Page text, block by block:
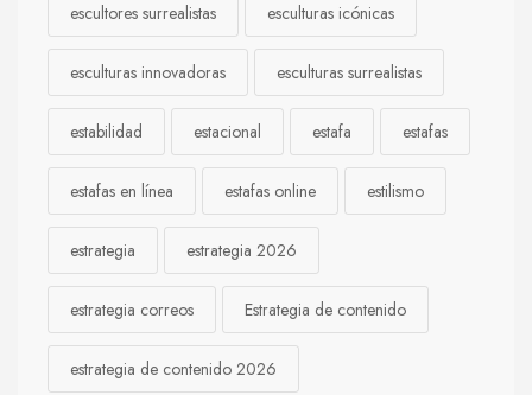
escultores surrealistas esculturas icónicas
esculturas innovadoras esculturas surrealistas
estabilidad estacional estafa estafas
estafas en línea estafas online estilismo
estrategia estrategia 2026
estrategia correos Estrategia de contenido
estrategia de contenido 2026